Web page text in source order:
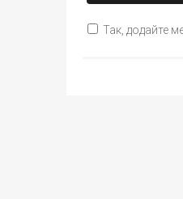
Так, додайте